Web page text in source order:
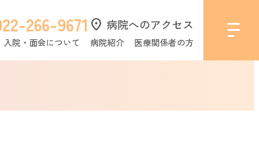
266-9671 location_on 病院へのアクセス
入院・面会について 病院紹介 医療関係者の方